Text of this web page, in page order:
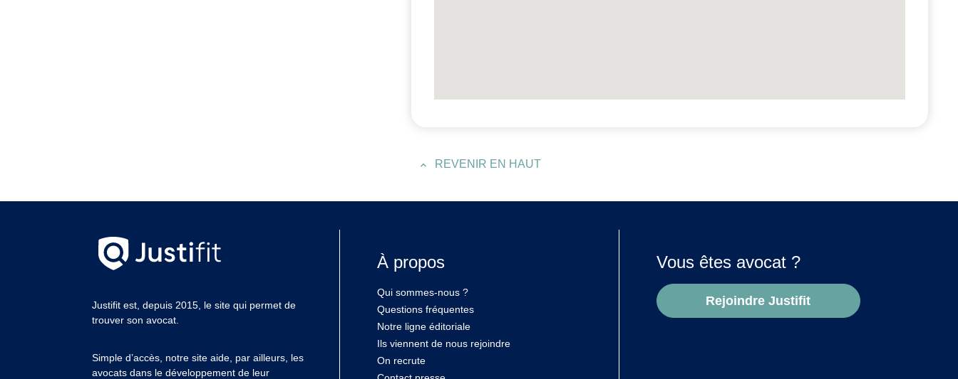
REVENIR EN HAUT
Justifit est, depuis 2015, le site qui permet de
trouver son avocat.
Simple d’accès, notre site aide, par ailleurs, les
avocats dans le développement de leur
À propos
Qui sommes-nous ?
Questions fréquentes
Notre ligne éditoriale
Ils viennent de nous rejoindre
On recrute
Vous êtes avocat ?
Rejoindre Justifit